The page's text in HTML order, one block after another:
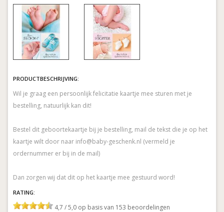
PRODUCTBESCHRIJVING:
Wil je graag een persoonlijk felicitatie kaartje mee sturen met je
bestelling, natuurlijk kan dit!
Bestel dit geboortekaartje bij je bestelling, mail de tekst die je op het
kaartje wilt door naar info@baby-geschenk.nl (vermeld je
ordernummer er bij in de mail)
RATING:
4,7 / 5,0 op basis van 153 beoordelingen